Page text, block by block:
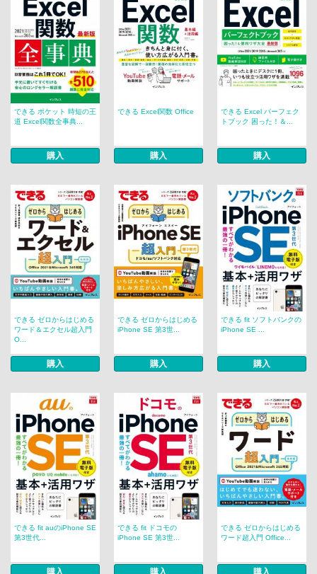
できる ポケット 時短の王
道 Excel関数全事典...
購入
できる Excel関数 Office
購入
できる Excel パーフェク
トブック 困った！＆...
購入
できる ゼロからはじめる
ワード＆エクセル超入門
O...
購入
できる ゼロからはじめる
iPhone SE 第3世...
購入
できる fit ソフトバンクの
iPhone SE ...
購入
できる fit auのiPhone SE
第3世代...
購入
できる fit ドコモの
iPhone SE 第3世...
購入
できる ゼロからはじめる
ワード超入門 Office...
購入